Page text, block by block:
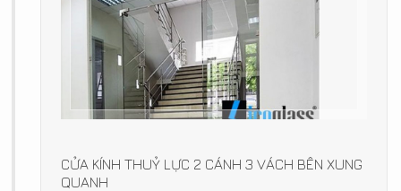
CỬA KÍNH THUỶ LỰC 2 CÁNH 3 VÁCH BÊN XUNG
QUANH